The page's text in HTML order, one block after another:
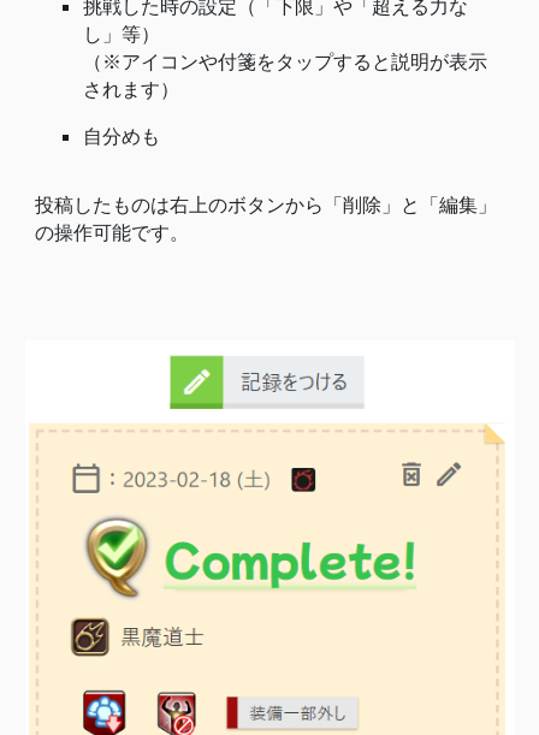
挑戦した時の設定（「下限」や「超える力な
し」等）
（※アイコンや付箋をタップすると説明が表示
されます）
自分めも
投稿したものは右上のボタンから「削除」と「編集」
の操作可能です。